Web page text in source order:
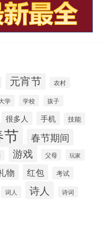
元宵节 农村
学 学校 孩子
很多人 手机 技能
春节期间
游戏 父母 玩家
物 红包 考试
词人 诗人 诗词